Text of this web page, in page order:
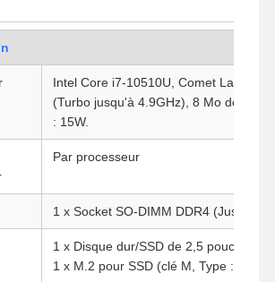
Intel Core i7-10510U, Comet Lake, 4
(Turbo jusqu'à 4.9GHz), 8 Mo de
: 15W.
Par processeur
1 x Socket SO-DIMM DDR4 (Jusqu'à
1 x Disque dur/SSD de 2,5 pouces
1 x M.2 pour SSD (clé M, Type : 2280)